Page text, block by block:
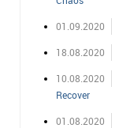
01.09.2020
18.08.2020
10.08.2020
Recover
01.08.2020